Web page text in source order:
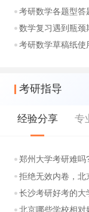
考研数学各题型
数学复习遇到瓶
考研数学草稿纸使
考研指导
经验分享 专
郑州大学考研难
拒绝无效内卷，
长沙考研好考的大
北京哪些学校相对